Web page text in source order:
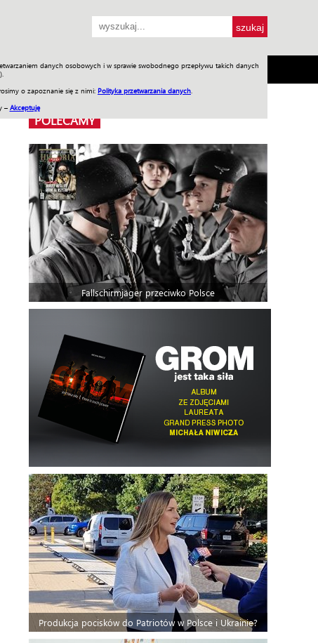
danych osobowych i w sprawie swobodnego przepływu takich danych
o zapoznanie się z nimi: Polityka przetwarzania danych
– Akceptuję
SKLEP Jednodniówki Praca w WIW
POLECAMY
Fallschirmjäger przeciwko Polsce
Produkcja pocisków do Patriotów w Polsce i Ukrainie?